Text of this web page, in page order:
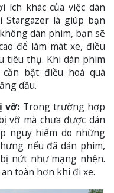
ích khác của việc dán
Stargazer là giúp bạn
dán phim, bạn sẽ
để làm mát xe, điều
tiêu thụ. Khi dán phim
bật điều hoà quá
dầu.
vỡ: Trong trường hợp
vỡ mà chưa được dán
nguy hiểm do những
nếu đã dán phim,
nứt như mạng nhện.
toàn hơn khi đi xe.